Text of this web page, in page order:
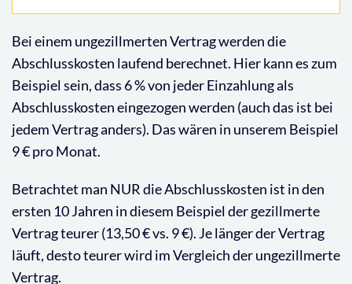
Bei einem ungezillmerten Vertrag werden die
Abschlusskosten laufend berechnet. Hier kann es zum
Beispiel sein, dass 6 % von jeder Einzahlung als
Abschlusskosten eingezogen werden (auch das ist bei
jedem Vertrag anders). Das wären in unserem Beispiel
9 € pro Monat.
Betrachtet man NUR die Abschlusskosten ist in den
ersten 10 Jahren in diesem Beispiel der gezillmerte
Vertrag teurer (13,50 € vs. 9 €). Je länger der Vertrag
läuft, desto teurer wird im Vergleich der ungezillmerte
Vertrag.